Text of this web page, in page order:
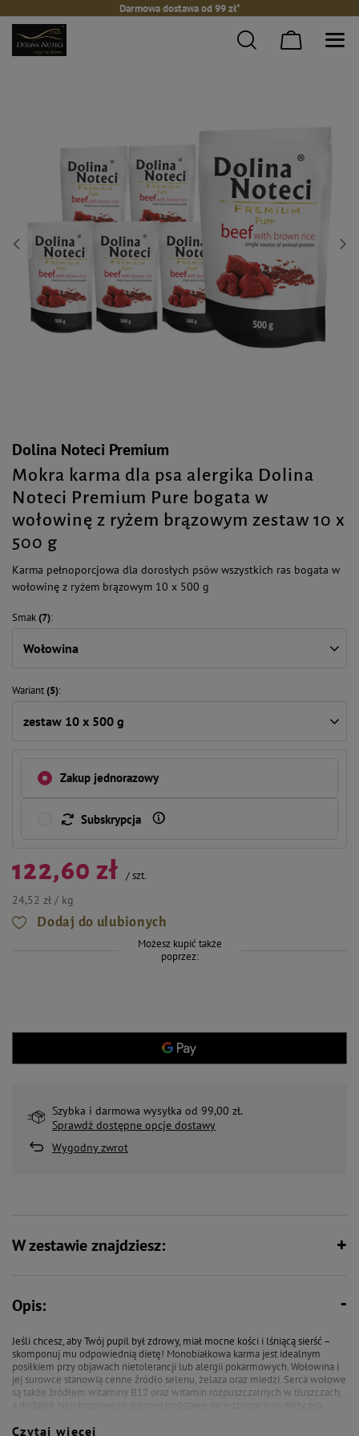
Darmowa dostawa od 99 zł*
Dolina Noteci Premium
Mokra karma dla psa alergika Dolina
Noteci Premium Pure bogata w
wołowinę z ryżem brązowym zestaw 10 x
500 g
Karma pełnoporcjowa dla dorosłych psów wszystkich ras bogata w
wołowinę z ryżem brązowym 10 x 500 g
Smak(7)
Wołowina
Wariant(5)
zestaw 10 x 500 g
Zakup jednorazowy
Subskrypcja
122,60 zł /szt.
24,52 zł / kg
Dodaj do ulubionych
Możesz kupić także
poprzez:
Szybka i darmowa wysyłka od 99,00 zł.
Sprawdź dostępne opcje dostawy
Wygodny zwrot
W zestawie znajdziesz:
Opis:
Jeśli chcesz, aby Twój pupil był zdrowy, miał mocne kości i lśniącą sierść –
skomponuj mu odpowiednią dietę! Monobiałkowa karma jest idealnym
posiłkiem przy objawach nietolerancji lub alergii pokarmowych. Wołowina i
jej surowce stanowią cenne źródło selenu, żelaza oraz miedzi. Serca wołowe
są także źródłem witaminy B12 oraz witamin rozpuszczalnych w tłuszczach,
samopoczucie swojego pupila!
Czytaj więcej